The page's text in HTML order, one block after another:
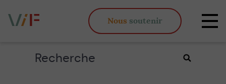
inégaux
Nous soutenir
Rechercher
Valider